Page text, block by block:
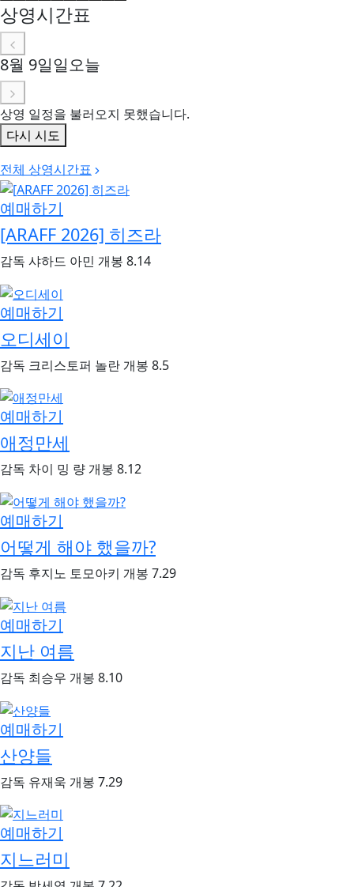
상영시간표
8월 9일일오늘
상영 일정을 불러오지 못했습니다.
다시 시도
전체 상영시간표
예매하기
[ARAFF 2026] 히즈라
감독 샤하드 아민 개봉 8.14
예매하기
오디세이
감독 크리스토퍼 놀란 개봉 8.5
예매하기
애정만세
감독 차이 밍 량 개봉 8.12
예매하기
어떻게 해야 했을까?
감독 후지노 토모아키 개봉 7.29
예매하기
지난 여름
감독 최승우 개봉 8.10
예매하기
산양들
감독 유재욱 개봉 7.29
예매하기
지느러미